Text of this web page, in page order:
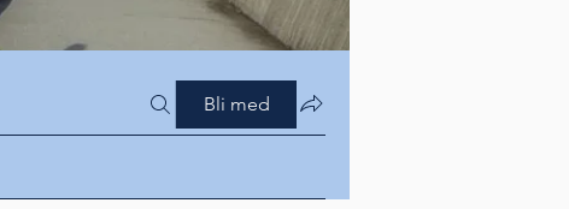
Bli med